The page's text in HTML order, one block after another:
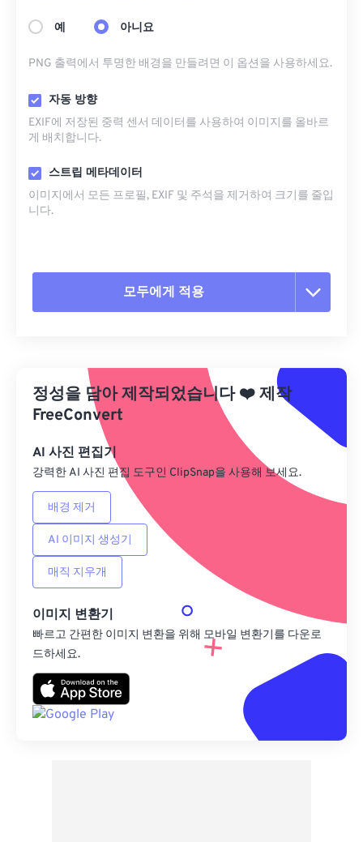
예 아니요
PNG 출력에서 ​​투명한 배경을 만들려면 이 옵션을 사용하세요.
자동 방향
EXIF에 저장된 중력 센서 데이터를 사용하여 이미지를 올바르
게 배치합니다.
스트립 메타데이터
이미지에서 모든 프로필, EXIF ​​및 주석을 제거하여 크기를 줄입
니다.
모두에게 적용
사전 설정에서 적용
사전 설정으로 저장
정성을 담아 제작되었습니다❤️제작
FreeConvert
AI 사진 편집기
강력한 AI 사진 편집 도구인 ClipSnap을 사용해 보세요.
배경 제거
AI 이미지 생성기
매직 지우개
이미지 변환기
빠르고 간편한 이미지 변환을 위해 모바일 변환기를 다운로
드하세요.